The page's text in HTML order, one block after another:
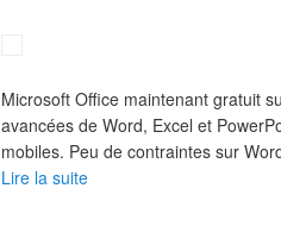
Microsoft Office maintenant gratuit
avancées de Word, Excel et
mobiles. Peu de contraintes sur
Lire la suite